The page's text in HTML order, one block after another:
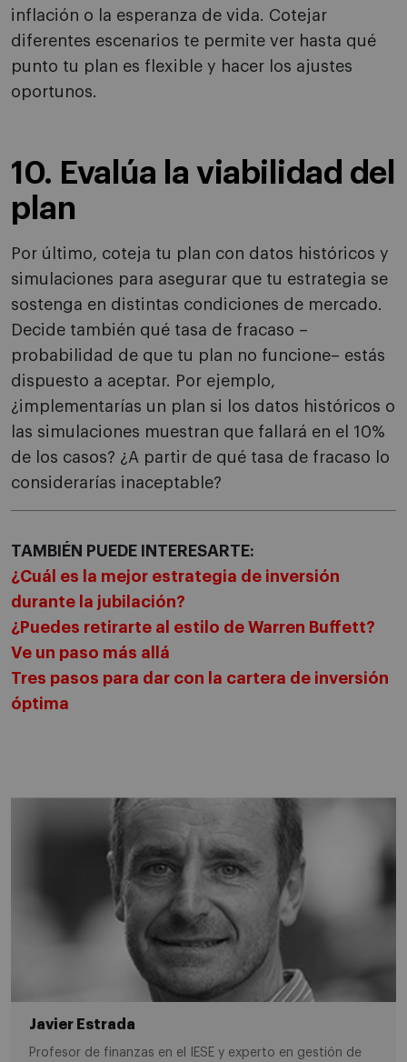
inflación o la esperanza de vida. Cotejar
diferentes escenarios te permite ver hasta qué
punto tu plan es flexible y hacer los ajustes
oportunos.
10. Evalúa la viabilidad del
plan
Por último, coteja tu plan con datos históricos y
simulaciones para asegurar que tu estrategia se
sostenga en distintas condiciones de mercado.
Decide también qué tasa de fracaso –
probabilidad de que tu plan no funcione– estás
dispuesto a aceptar. Por ejemplo,
¿implementarías un plan si los datos históricos o
las simulaciones muestran que fallará en el 10%
de los casos? ¿A partir de qué tasa de fracaso lo
considerarías inaceptable?
TAMBIÉN PUEDE INTERESARTE:
¿Cuál es la mejor estrategia de inversión
durante la jubilación?
¿Puedes retirarte al estilo de Warren Buffett?
Ve un paso más allá
Tres pasos para dar con la cartera de inversión
óptima
Javier Estrada
Profesor de finanzas en el IESE y experto en gestión de